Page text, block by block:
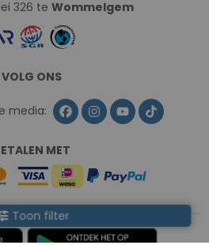
Toon filter
326 te Wommelgem
VOLG ONS
media:
MET